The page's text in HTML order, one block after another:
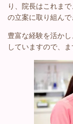
り、院長はこれま
の立案に取り組んで
豊富な経験を活か
していますので、